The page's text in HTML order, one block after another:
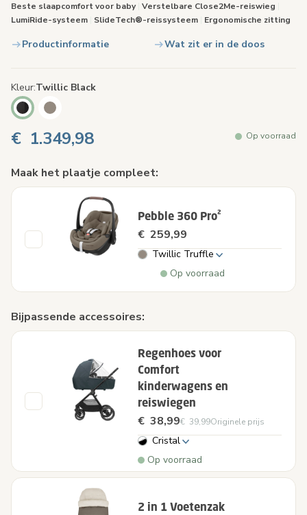
Beste slaapcomfort voor baby Verstelbare Close2Me-reiswieg
LumiRide-systeem
SlideTech®-reissysteem Ergonomische zitting
Productinformatie Wat zit er in de doos
Kleur Twillic Black
€ 1.349,98 Op voorraad
Maak het plaatje compleet:
Pebble 360 Pro²
€ 259,99
Twillic Truffle
Op voorraad
Bijpassende accessoires:
Regenhoes voor
Comfort
kinderwagens en
reiswiegen
€ 38,99€ 39,99Originele prijs
Cristal
Op voorraad
2 in 1 Voetenzak